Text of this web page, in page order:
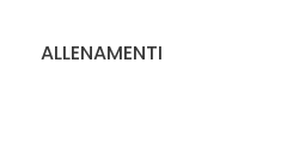
ALLENAMENTI